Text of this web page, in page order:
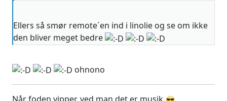
Ellers så smør remote´en ind i linolie og se om ikke
den bliver meget bedre
ohnono